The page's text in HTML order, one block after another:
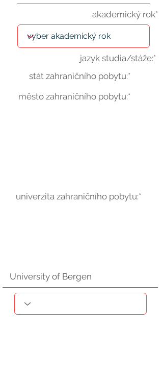
akademický rok*
jazyk studia/stáže:*
stát zahraničního pobytu:*
město zahraničního pobytu:*
univerzita zahraničního pobytu:*